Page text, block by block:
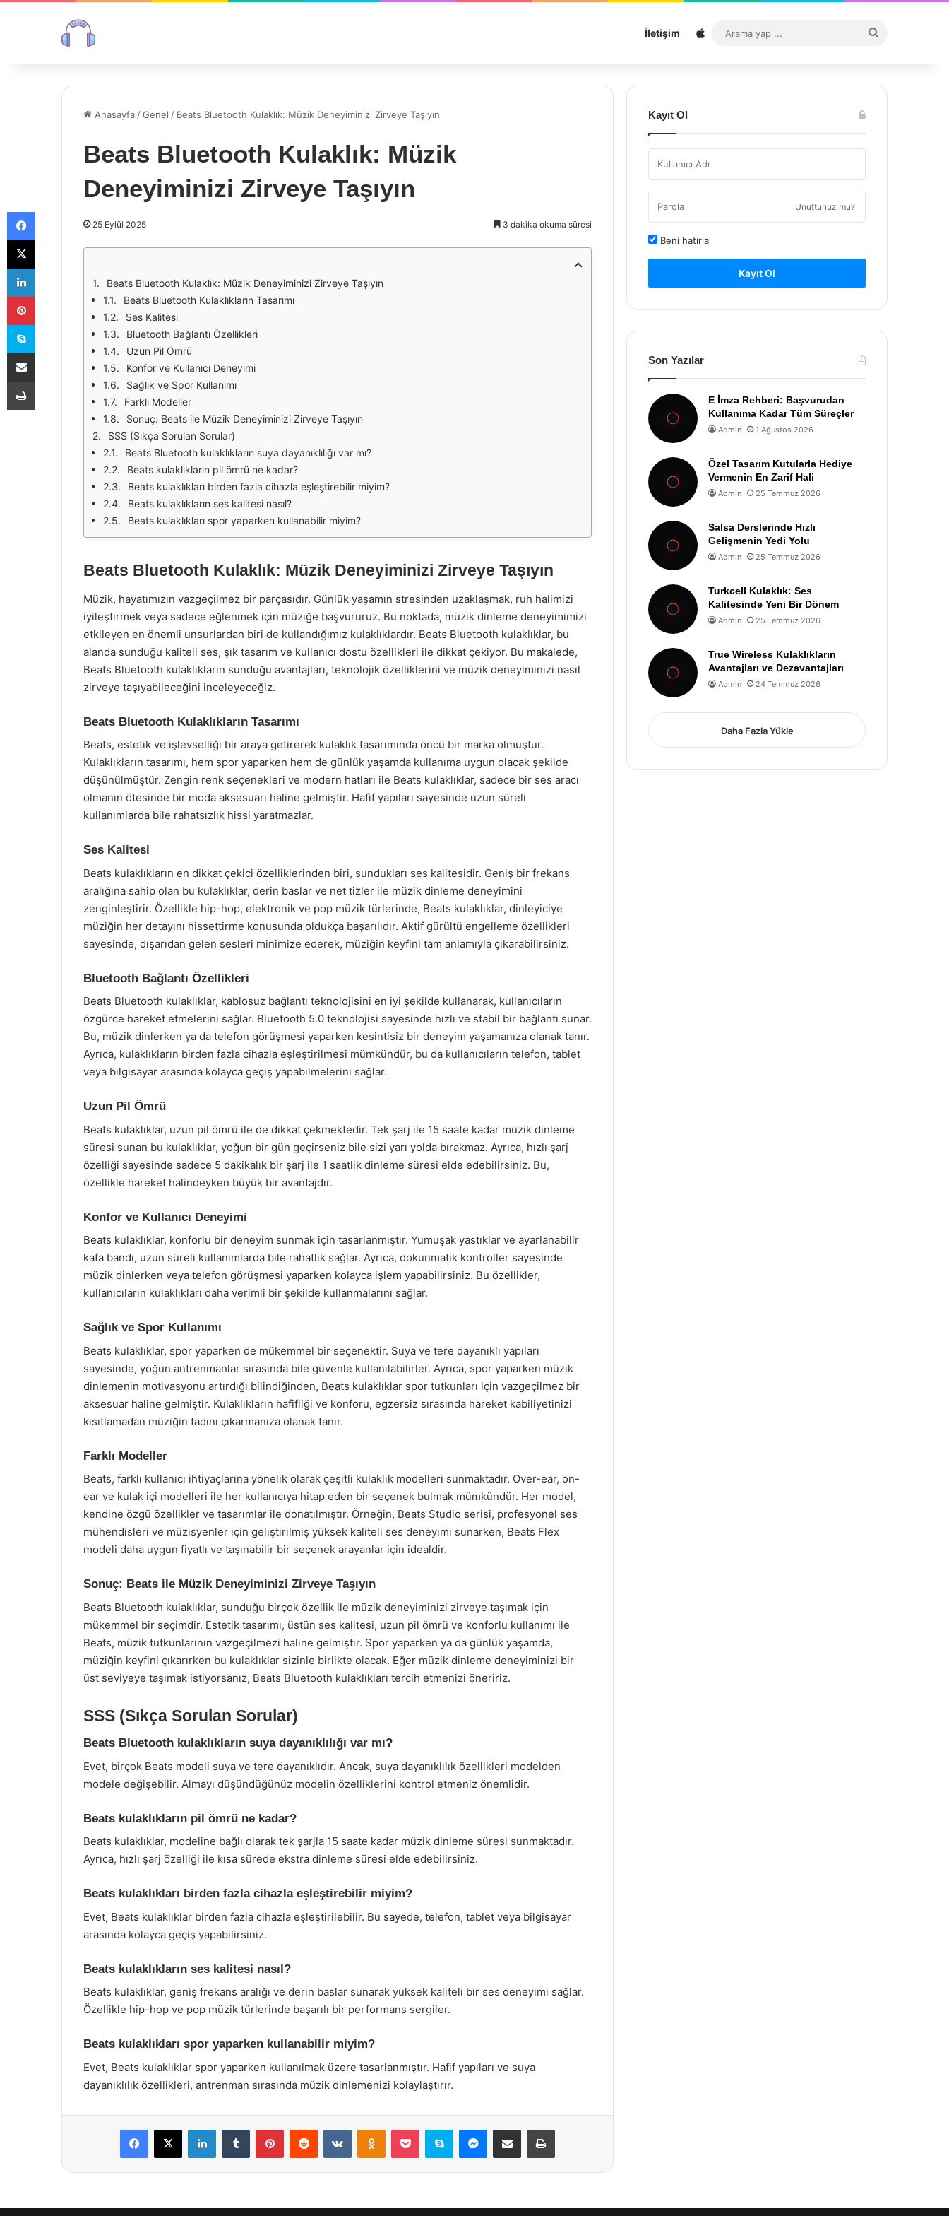
İletişim Sitemap
...
Anasayfa /Genel / Beats Bluetooth Kulaklık: Müzik Deneyiminizi Zirveye Taşıyın
Beats Bluetooth Kulaklık: Müzik
Deneyiminizi Zirveye Taşıyın
25 Eylül 2025 3 dakika okuma süresi
Beats Bluetooth Kulaklık: Müzik Deneyiminizi Zirveye Taşıyın
Beats Bluetooth Kulaklıkların Tasarımı
Ses Kalitesi
Bluetooth Bağlantı Özellikleri
Uzun Pil Ömrü
Konfor ve Kullanıcı Deneyimi
Sağlık ve Spor Kullanımı
Farklı Modeller
Sonuç: Beats ile Müzik Deneyiminizi Zirveye Taşıyın
SSS (Sıkça Sorulan Sorular)
Beats Bluetooth kulaklıkların suya dayanıklılığı var mı?
Beats kulaklıkların pil ömrü ne kadar?
Beats kulaklıkları birden fazla cihazla eşleştirebilir miyim?
Beats kulaklıkların ses kalitesi nasıl?
Beats kulaklıkları spor yaparken kullanabilir miyim?
Beats Bluetooth Kulaklık: Müzik Deneyiminizi Zirveye Taşıyın
Müzik, hayatımızın vazgeçilmez bir parçasıdır. Günlük yaşamın stresinden uzaklaşmak, ruh halimizi
iyileştirmek veya sadece eğlenmek için müziğe başvururuz. Bu noktada, müzik dinleme deneyimimizi
etkileyen en önemli unsurlardan biri de kullandığımız kulaklıklardır. Beats Bluetooth kulaklıklar, bu
alanda sunduğu kaliteli ses, şık tasarım ve kullanıcı dostu özellikleri ile dikkat çekiyor. Bu makalede,
Beats Bluetooth kulaklıkların sunduğu avantajları, teknolojik özelliklerini ve müzik deneyiminizi nasıl
zirveye taşıyabileceğini inceleyeceğiz.
Beats Bluetooth Kulaklıkların Tasarımı
Beats, estetik ve işlevselliği bir araya getirerek kulaklık tasarımında öncü bir marka olmuştur.
Kulaklıkların tasarımı, hem spor yaparken hem de günlük yaşamda kullanıma uygun olacak şekilde
düşünülmüştür. Zengin renk seçenekleri ve modern hatları ile Beats kulaklıklar, sadece bir ses aracı
olmanın ötesinde bir moda aksesuarı haline gelmiştir. Hafif yapıları sayesinde uzun süreli
kullanımlarda bile rahatsızlık hissi yaratmazlar.
Ses Kalitesi
Beats kulaklıkların en dikkat çekici özelliklerinden biri, sundukları ses kalitesidir. Geniş bir frekans
aralığına sahip olan bu kulaklıklar, derin baslar ve net tizler ile müzik dinleme deneyimini
zenginleştirir. Özellikle hip-hop, elektronik ve pop müzik türlerinde, Beats kulaklıklar, dinleyiciye
müziğin her detayını hissettirme konusunda oldukça başarılıdır. Aktif gürültü engelleme özellikleri
sayesinde, dışarıdan gelen sesleri minimize ederek, müziğin keyfini tam anlamıyla çıkarabilirsiniz.
Bluetooth Bağlantı Özellikleri
Beats Bluetooth kulaklıklar, kablosuz bağlantı teknolojisini en iyi şekilde kullanarak, kullanıcıların
özgürce hareket etmelerini sağlar. Bluetooth 5.0 teknolojisi sayesinde hızlı ve stabil bir bağlantı sunar.
Bu, müzik dinlerken ya da telefon görüşmesi yaparken kesintisiz bir deneyim yaşamanıza olanak tanır.
Ayrıca, kulaklıkların birden fazla cihazla eşleştirilmesi mümkündür, bu da kullanıcıların telefon, tablet
veya bilgisayar arasında kolayca geçiş yapabilmelerini sağlar.
Uzun Pil Ömrü
Beats kulaklıklar, uzun pil ömrü ile de dikkat çekmektedir. Tek şarj ile 15 saate kadar müzik dinleme
süresi sunan bu kulaklıklar, yoğun bir gün geçirseniz bile sizi yarı yolda bırakmaz. Ayrıca, hızlı şarj
özelliği sayesinde sadece 5 dakikalık bir şarj ile 1 saatlik dinleme süresi elde edebilirsiniz. Bu,
özellikle hareket halindeyken büyük bir avantajdır.
Konfor ve Kullanıcı Deneyimi
Beats kulaklıklar, konforlu bir deneyim sunmak için tasarlanmıştır. Yumuşak yastıklar ve ayarlanabilir
kafa bandı, uzun süreli kullanımlarda bile rahatlık sağlar. Ayrıca, dokunmatik kontroller sayesinde
müzik dinlerken veya telefon görüşmesi yaparken kolayca işlem yapabilirsiniz. Bu özellikler,
kullanıcıların kulaklıkları daha verimli bir şekilde kullanmalarını sağlar.
Sağlık ve Spor Kullanımı
Beats kulaklıklar, spor yaparken de mükemmel bir seçenektir. Suya ve tere dayanıklı yapıları
sayesinde, yoğun antrenmanlar sırasında bile güvenle kullanılabilirler. Ayrıca, spor yaparken müzik
dinlemenin motivasyonu artırdığı bilindiğinden, Beats kulaklıklar spor tutkunları için vazgeçilmez bir
aksesuar haline gelmiştir. Kulaklıkların hafifliği ve konforu, egzersiz sırasında hareket kabiliyetinizi
kısıtlamadan müziğin tadını çıkarmanıza olanak tanır.
Farklı Modeller
Beats, farklı kullanıcı ihtiyaçlarına yönelik olarak çeşitli kulaklık modelleri sunmaktadır. Over-ear, on-
ear ve kulak içi modelleri ile her kullanıcıya hitap eden bir seçenek bulmak mümkündür. Her model,
kendine özgü özellikler ve tasarımlar ile donatılmıştır. Örneğin, Beats Studio serisi, profesyonel ses
mühendisleri ve müzisyenler için geliştirilmiş yüksek kaliteli ses deneyimi sunarken, Beats Flex
modeli daha uygun fiyatlı ve taşınabilir bir seçenek arayanlar için idealdir.
Sonuç: Beats ile Müzik Deneyiminizi Zirveye Taşıyın
Beats Bluetooth kulaklıklar, sunduğu birçok özellik ile müzik deneyiminizi zirveye taşımak için
mükemmel bir seçimdir. Estetik tasarımı, üstün ses kalitesi, uzun pil ömrü ve konforlu kullanımı ile
Beats, müzik tutkunlarının vazgeçilmezi haline gelmiştir. Spor yaparken ya da günlük yaşamda,
müziğin keyfini çıkarırken bu kulaklıklar sizinle birlikte olacak. Eğer müzik dinleme deneyiminizi bir
üst seviyeye taşımak istiyorsanız, Beats Bluetooth kulaklıkları tercih etmenizi öneririz.
SSS (Sıkça Sorulan Sorular)
Beats Bluetooth kulaklıkların suya dayanıklılığı var mı?
Evet, birçok Beats modeli suya ve tere dayanıklıdır. Ancak, suya dayanıklılık özellikleri modelden
modele değişebilir. Almayı düşündüğünüz modelin özelliklerini kontrol etmeniz önemlidir.
Beats kulaklıkların pil ömrü ne kadar?
Beats kulaklıklar, modeline bağlı olarak tek şarjla 15 saate kadar müzik dinleme süresi sunmaktadır.
Ayrıca, hızlı şarj özelliği ile kısa sürede ekstra dinleme süresi elde edebilirsiniz.
Beats kulaklıkları birden fazla cihazla eşleştirebilir miyim?
Evet, Beats kulaklıklar birden fazla cihazla eşleştirilebilir. Bu sayede, telefon, tablet veya bilgisayar
arasında kolayca geçiş yapabilirsiniz.
Beats kulaklıkların ses kalitesi nasıl?
Beats kulaklıklar, geniş frekans aralığı ve derin baslar sunarak yüksek kaliteli bir ses deneyimi sağlar.
Özellikle hip-hop ve pop müzik türlerinde başarılı bir performans sergiler.
Beats kulaklıkları spor yaparken kullanabilir miyim?
Evet, Beats kulaklıklar spor yaparken kullanılmak üzere tasarlanmıştır. Hafif yapıları ve suya
dayanıklılık özellikleri, antrenman sırasında müzik dinlemenizi kolaylaştırır.
Facebook
X LinkedInTumblr PinterestReddit VKontakteOdnoklassniki
Pocket Skype Messenger
E-Posta ile paylaş Yazdır
Kayıt Ol
Unuttunuz mu?
Beni hatırla
Kayıt Ol
Son Yazılar
E İmza Rehberi: Başvurudan
Kullanıma Kadar Tüm Süreçler
Admin 1 Ağustos 2026
Özel Tasarım Kutularla Hediye
Vermenin En Zarif Hali
Admin 25 Temmuz 2026
Salsa Derslerinde Hızlı
Gelişmenin Yedi Yolu
Admin 25 Temmuz 2026
Turkcell Kulaklık: Ses
Kalitesinde Yeni Bir Dönem
Admin 25 Temmuz 2026
True Wireless Kulaklıkların
Avantajları ve Dezavantajları
Admin 24 Temmuz 2026
Daha Fazla Yükle
Facebook
X
LinkedIn
Pinterest
Skype
E-Posta ile paylaş